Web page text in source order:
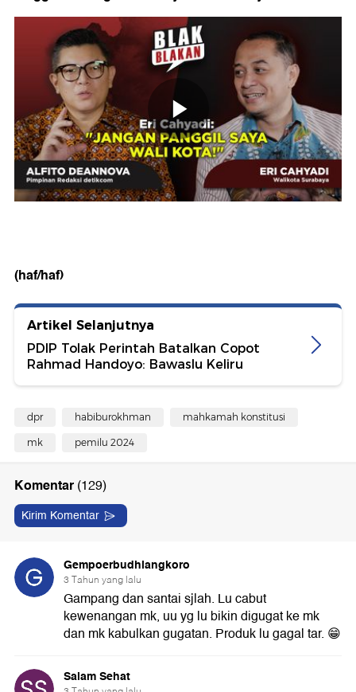
(haf/haf)
Artikel Selanjutnya
PDIP Tolak Perintah Batalkan Copot
Rahmad Handoyo: Bawaslu Keliru
dpr habiburokhman mahkamah konstitusi
mk pemilu 2024